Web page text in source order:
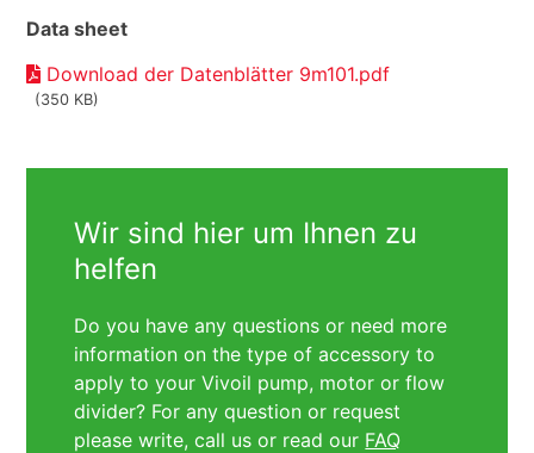
Data sheet
Download der Datenblätter 9m101.pdf
(350 KB)
Wir sind hier um Ihnen zu
helfen
Do you have any questions or need more
information on the type of accessory to
apply to your Vivoil pump, motor or flow
divider? For any question or request
please write, call us or read our FAQ